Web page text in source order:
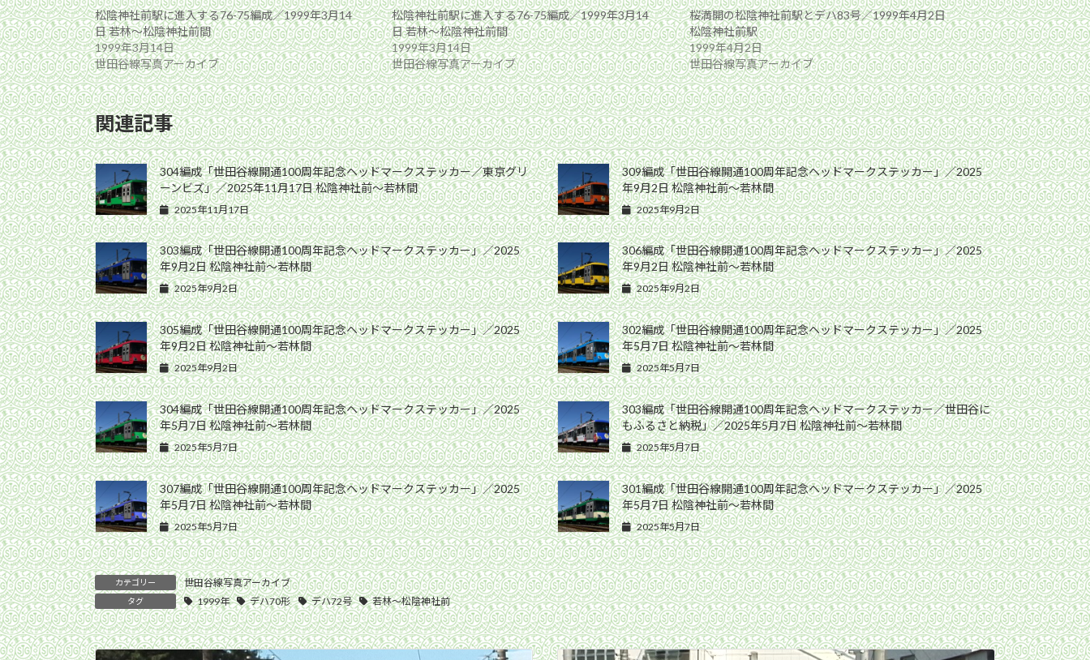
松陰神社前駅に進入する76-75編成／1999年3月14
日 若林〜松陰神社前間
1999年3月14日
世田谷線写真アーカイブ
松陰神社前駅に進入する76-75編成／1999年3月14
日 若林〜松陰神社前間
1999年3月14日
世田谷線写真アーカイブ
桜満開の松陰神社前駅とデハ83号／1999年4月2日
松陰神社前駅
1999年4月2日
世田谷線写真アーカイブ
関連記事
304編成「世田谷線開通100周年記念ヘッドマークステッカー／東京グリ
ーンビズ」／2025年11月17日 松陰神社前〜若林間
2025年11月17日
309編成「世田谷線開通100周年記念ヘッドマークステッカー」／2025
年9月2日 松陰神社前〜若林間
2025年9月2日
303編成「世田谷線開通100周年記念ヘッドマークステッカー」／2025
年9月2日 松陰神社前〜若林間
2025年9月2日
306編成「世田谷線開通100周年記念ヘッドマークステッカー」／2025
年9月2日 松陰神社前〜若林間
2025年9月2日
305編成「世田谷線開通100周年記念ヘッドマークステッカー」／2025
年9月2日 松陰神社前〜若林間
2025年9月2日
302編成「世田谷線開通100周年記念ヘッドマークステッカー」／2025
年5月7日 松陰神社前〜若林間
2025年5月7日
304編成「世田谷線開通100周年記念ヘッドマークステッカー」／2025
年5月7日 松陰神社前〜若林間
2025年5月7日
303編成「世田谷線開通100周年記念ヘッドマークステッカー／世田谷に
もふるさと納税」／2025年5月7日 松陰神社前〜若林間
2025年5月7日
307編成「世田谷線開通100周年記念ヘッドマークステッカー」／2025
年5月7日 松陰神社前〜若林間
2025年5月7日
301編成「世田谷線開通100周年記念ヘッドマークステッカー」／2025
年5月7日 松陰神社前〜若林間
2025年5月7日
カテゴリー 世田谷線写真アーカイブ
タグ 1999年 デハ70形 デハ72号 若林〜松陰神社前